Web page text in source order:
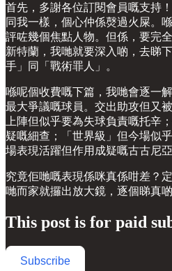
首先，多謝各位訂閱會員嘅支持
同我一樣，個心仲係㷫過火屎。
評咗幾個焦點人物。但係，要完
新特蘭，我哋就要深入啲，去睇
手」同「戰術罪人」。
喺呢個收費嘅下篇，我哋會逐一
最大爭議嘅球員。交出助攻但又
上陣但似乎要為失球負責嘅托辛
疑嘅細查；「世界級」但今場似
場表現活躍但作用成疑嘅古古尼
究竟佢哋嘅表現係咪真係咁差？
哋而家就攞出放大鏡，逐個睇真啲
This post is for paid
Subscribe